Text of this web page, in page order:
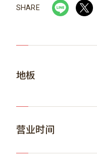
SHARE
地板
营业时间